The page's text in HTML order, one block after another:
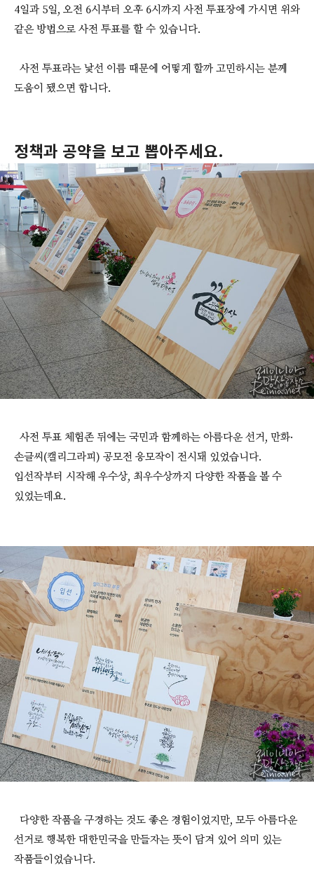
4일과 5일, 오전 6시부터 오후 6시까지 사전 투표장에 가시면 위와
같은 방법으로 사전 투표를 할 수 있습니다.
사전 투표라는 낯선 이름 때문에 어떻게 할까 고민하시는 분께
도움이 됐으면 합니다.
정책과 공약을 보고 뽑아주세요.
사전 투표 체험존 뒤에는 국민과 함께하는 아름다운 선거, 만화·
손글씨(캘리그라피) 공모전 응모작이 전시돼 있었습니다.
입선작부터 시작해 우수상, 최우수상까지 다양한 작품을 볼 수
있었는데요.
다양한 작품을 구경하는 것도 좋은 경험이었지만, 모두 아름다운
선거로 행복한 대한민국을 만들자는 뜻이 담겨 있어 의미 있는
작품들이었습니다.